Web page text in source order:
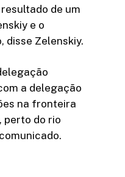
de um
e o
disse Zelenskiy.
a delegação
na fronteira
perto do rio